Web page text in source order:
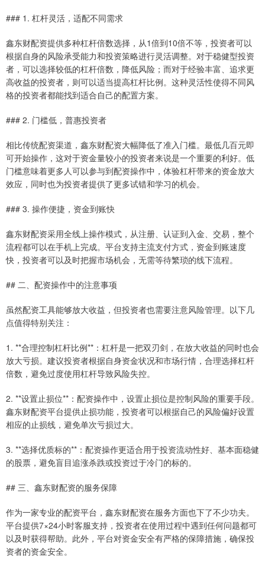
### 1. 杠杆灵活，适配不同需求
鑫东财配资提供多种杠杆倍数选择，从1倍到10倍不等，投资者可以
根据自身的风险承受能力和投资策略进行灵活调整。对于稳健型投资
者，可以选择较低的杠杆倍数，降低风险；而对于经验丰富、追求更
高收益的投资者，则可以适当提高杠杆比例。这种灵活性使得不同风
格的投资者都能找到适合自己的配置方案。
### 2. 门槛低，普惠投资者
相比传统配资渠道，鑫东财配资大幅降低了准入门槛。最低几百元即
可开始操作，这对于资金量较小的投资者来说是一个重要的利好。低
门槛意味着更多人可以参与到配资操作中，体验杠杆带来的资金放大
效应，同时也为投资者提供了更多试错和学习的机会。
### 3. 操作便捷，资金到账快
鑫东财配资采用全线上操作模式，从注册、认证到入金、交易，整个
流程都可以在手机上完成。平台支持主流支付方式，资金到账速度
快，投资者可以及时把握市场机会，无需等待繁琐的线下流程。
## 二、配资操作中的注意事项
虽然配资工具能够放大收益，但投资者也需要注意风险管理。以下几
点值得特别关注：
1. **合理控制杠杆比例**：杠杆是一把双刃剑，在放大收益的同时也会
放大亏损。建议投资者根据自身资金状况和市场行情，合理选择杠杆
倍数，避免过度使用杠杆导致风险失控。
2. **设置止损位**：配资操作中，设置止损位是控制风险的重要手段。
鑫东财配资平台提供止损功能，投资者可以根据自己的风险偏好设置
相应的止损线，避免单次亏损过大。
3. **选择优质标的**：配资操作更适合用于投资流动性好、基本面稳健
的股票，避免盲目追涨杀跌或投资过于冷门的标的。
## 三、鑫东财配资的服务保障
作为一家专业的配资平台，鑫东财配资在服务方面也下了不少功夫。
平台提供7×24小时客服支持，投资者在使用过程中遇到任何问题都可
以及时获得帮助。此外，平台对资金安全有严格的保障措施，确保投
资者的资金安全。